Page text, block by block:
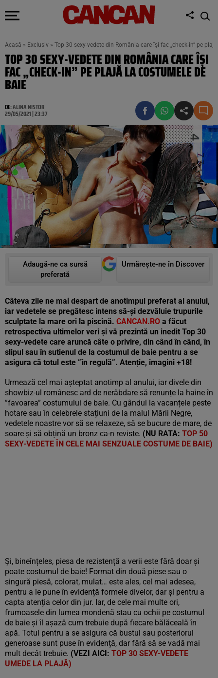
Acasă » Exclusiv » Top 30 sexy-vedete din România care își fac „check-in” pe
TOP 30 SEXY-VEDETE DIN ROMÂNIA CARE ÎȘI
FAC „CHECK-IN” PE PLAJĂ LA COSTUMELE DE
BAIE
DE:ALINA NISTOR
29/05/2021 | 23:37
Adaugă-ne ca sursă
preferată
Urmărește-ne în Discover
Câteva zile ne mai despart de anotimpul preferat al anului,
iar vedetele se pregătesc intens să-și dezvăluie trupurile
sculptate la mare ori la piscină. CANCAN.RO a făcut
retrospectiva ultimelor veri și vă prezintă un inedit Top 30
sexy-vedete care aruncă câte o privire, din când în când, în
slipul sau în sutienul de la costumul de baie pentru a se
asigura că totul este ”în regulă”. Atenție, imagini +18!
Urmează cel mai așteptat anotimp al anului, iar divele din
showbiz-ul românesc ard de nerăbdare să renunțe la haine în
”favoarea” costumului de baie. Cu gândul la vacanțele peste
hotare sau în celebrele stațiuni de la malul Mării Negre,
vedetele noastre vor să se relaxeze, să se bucure de mare, de
soare și să obțină un bronz ca-n reviste. (NU RATA: TOP 50
SEXY-VEDETE ÎN CELE MAI SENZUALE COSTUME DE BAIE)
Și, bineînțeles, piesa de rezistență a verii este fără doar și
poate costumul de baie! Format din două piese sau o
singură piesă, colorat, mulat… este ales, cel mai adesea,
pentru a le pune în evidență formele divelor, dar și pentru a
capta atenția celor din jur. Iar, de cele mai multe ori,
frumoasele din lumea mondenă stau cu ochii pe costumul
de baie și îl așază cum trebuie după fiecare bălăceală în
apă. Totul pentru a se asigura că bustul sau posteriorul
generoase sunt puse în evidență, dar fără să se vadă mai
mult decât trebuie. (VEZI AICI: TOP 30 SEXY-VEDETE
UMEDE LA PLAJĂ)